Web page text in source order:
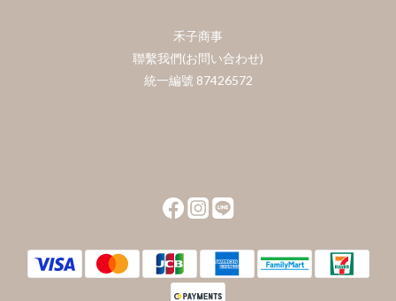
禾子商事
聯繫我們(お問い合わせ)
統一編號 87426572